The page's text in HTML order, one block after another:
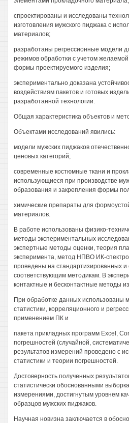
спроектированы и исследованы
изготовления мужского пиджака с
материалов;
разработаны регрессионные модели
режимов обработки с учетом
формы проектируемого изделия;
экспериментально доказана
воздействиям пакетов и готовых
разработанной технологии.
Общая характеристика объектов и
Объектами исследований явились:
модели мужских пиджаков
ценовых категорий;
современные костюмные ткани и
использующиеся при производстве
образования и закрепления формы
химические препараты для
материалов.
В работе использованы физико-
методы экспериментальных
экспертные методы оценки, теория
эксперимента, метод НПВО ИК-
проведены на стандартизированных
соответствующим методикам. В
контактные и бесконтактные методы
При обработке данных использованы
статистики, корреляционного и
применением ПК и
пакета прикладных программ Excel,
погрешностей (случайной,
результатов измерений проведено с
статистики и теории погрешностей.
Достоверность полученных
статистически обоснованными
измерениями, достигнутым уровнем
образцов мужских пиджаков.
Научная новизна заключается в